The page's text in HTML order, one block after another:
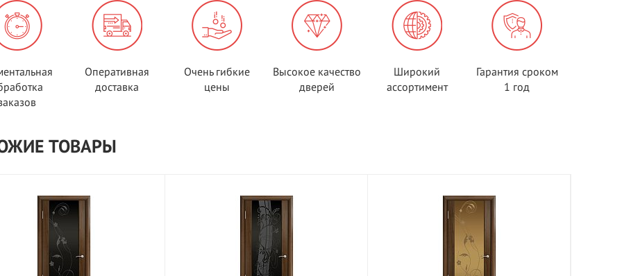
Оперативная
доставка
Очень гибкие
цены
Высокое качество
дверей
Широкий
ассортимент
Гарантия сроком
1 год
ТОВАРЫ